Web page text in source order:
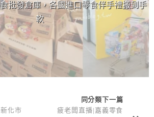
批發倉庫，各國進口零食伴手禮搬到手
軟
化市
同分類下一篇
疲老闆直播|嘉義零食